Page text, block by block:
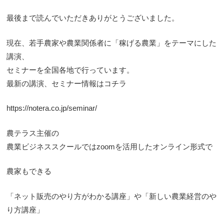
最後まで読んでいただきありがとうございました。
現在、若手農家や農業関係者に「稼げる農業」をテーマにした
講演、
セミナーを全国各地で行っています。
最新の講演、セミナー情報はコチラ
https://notera.co.jp/seminar/
農テラス主催の
農業ビジネススクールではzoomを活用したオンライン形式で
農家もできる
「ネット販売のやり方がわかる講座」や「新しい農業経営のや
り方講座」